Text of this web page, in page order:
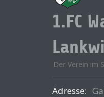
1.FC
Der Verein im
Adresse: